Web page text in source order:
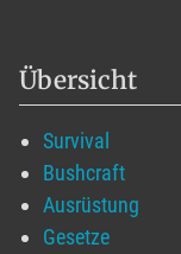
Übersicht
Survival
Bushcraft
Ausrüstung
Gesetze